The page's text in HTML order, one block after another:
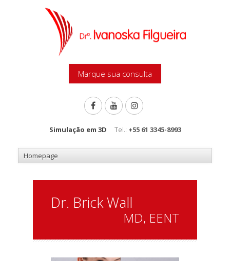
Marque sua consulta
Simulação em 3D Tel.: +55 61 3345-8993
Dr. Brick Wall
MD, EENT